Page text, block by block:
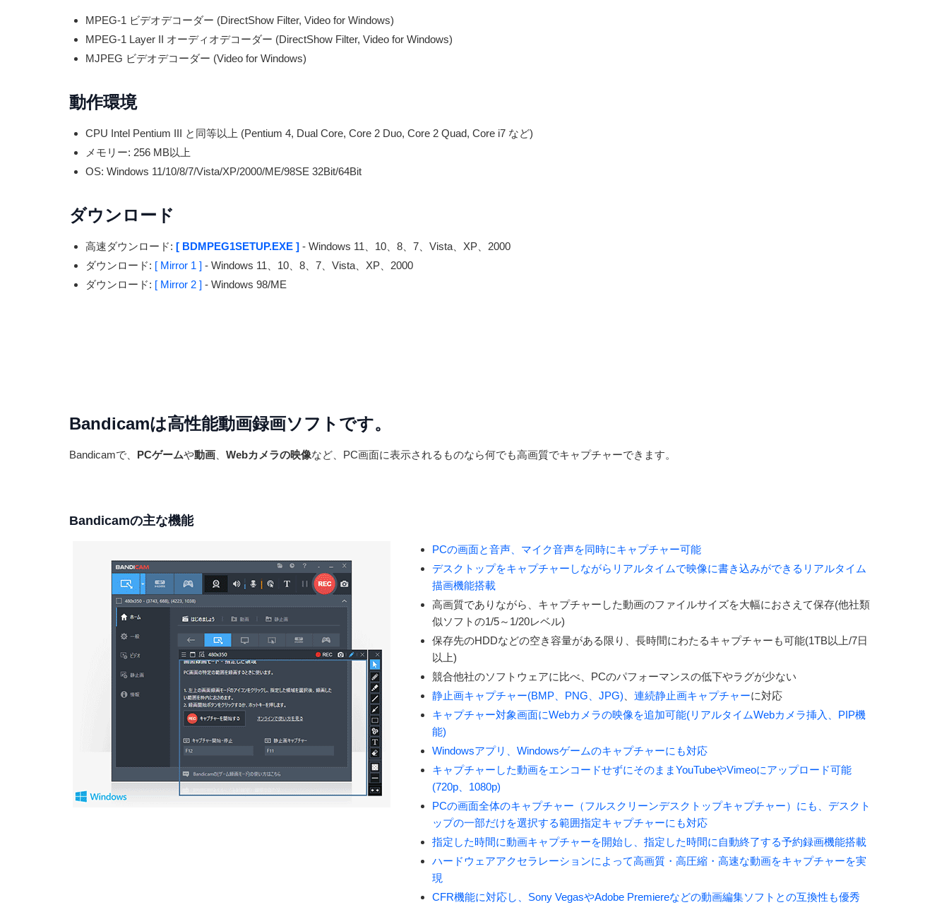
MPEG-1 ビデオデコーダー (DirectShow Filter, Video for Windows)
MPEG-1 Layer II オーディオデコーダー (DirectShow Filter, Video for Windows)
MJPEG ビデオデコーダー (Video for Windows)
動作環境
CPU Intel Pentium III と同等以上 (Pentium 4, Dual Core, Core 2 Duo, Core 2 Quad, Core i7 など)
メモリー: 256 MB以上
OS: Windows 11/10/8/7/Vista/XP/2000/ME/98SE 32Bit/64Bit
ダウンロード
高速ダウンロード: [ BDMPEG1SETUP.EXE ]- Windows 11、10、8、7、Vista、XP、2000
ダウンロード: [ Mirror 1 ]- Windows 11、10、8、7、Vista、XP、2000
ダウンロード: [ Mirror 2 ]- Windows 98/ME
Bandicamは高性能動画録画ソフトです。
Bandicamで、 PCゲームや動画、 Webカメラの映像など、PC画面に表示されるものなら何でも高画質でキャプチャーできます。
Bandicamの主な機能
PCの画面と音声、マイク音声を同時にキャプチャー可能
デスクトップをキャプチャーしながらリアルタイムで映像に書き込みができるリアルタイム
描画機能搭載
高画質でありながら、キャプチャーした動画のファイルサイズを大幅におさえて保存(他社類
似ソフトの1/5～1/20レベル)
保存先のHDDなどの空き容量がある限り、長時間にわたるキャプチャーも可能(1TB以上/7日
以上)
競合他社のソフトウェアに比べ、PCのパフォーマンスの低下やラグが少ない
静止画キャプチャー(BMP、PNG、JPG)
連続静止画キャプチャーに対応
キャプチャー対象画面にWebカメラの映像を追加可能(リアルタイムWebカメラ挿入、PIP機
能)
Windowsアプリ、Windowsゲームのキャプチャーにも対応
キャプチャーした動画をエンコードせずにそのままYouTubeやVimeoにアップロード可能
(720p、1080p)
PCの画面全体のキャプチャー（フルスクリーンデスクトップキャプチャー）にも、デスクト
ップの一部だけを選択する範囲指定キャプチャーにも対応
指定した時間に動画キャプチャーを開始し、指定した時間に自動終了する予約録画機能搭載
ハードウェアアクセラレーションによって高画質・高圧縮・高速な動画をキャプチャーを実
現
CFR機能に対応し、Sony VegasやAdobe Premiereなどの動画編集ソフトとの互換性も優秀